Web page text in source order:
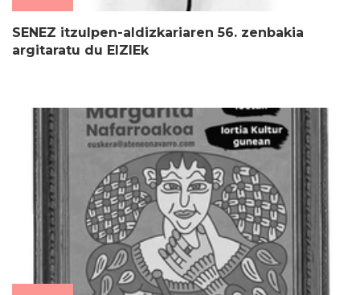
SENEZ itzulpen-aldizkariaren 56. zenbakia
argitaratu du EIZIEk